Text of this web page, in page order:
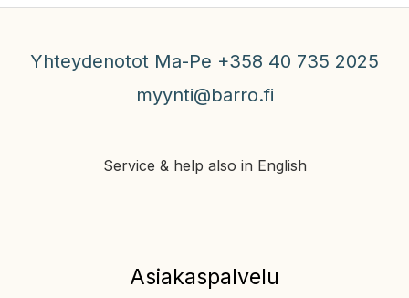
Yhteydenotot Ma-Pe +358 40 735 2025
myynti@barro.fi
Service & help also in English
Asiakaspalvelu